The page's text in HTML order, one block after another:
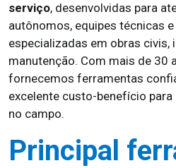
serviço, desenvolvidas para
autônomos, equipes técnicas
especializadas em obras
manutenção. Com mais de 30
fornecemos ferramentas
excelente custo-benefício
no campo.
Principal